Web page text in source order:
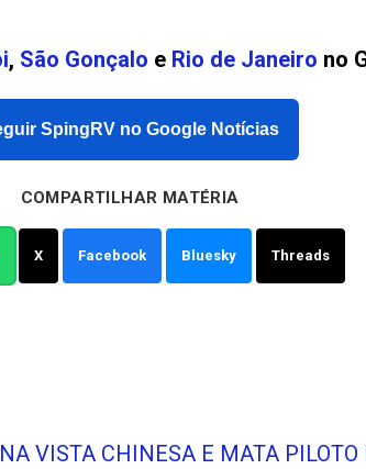
, São Gonçalo e Rio de Janeiro no
SpingRV no Google Notícias
COMPARTILHAR MATÉRIA
X Facebook Bluesky Threads
VISTA CHINESA E MATA PILOTO